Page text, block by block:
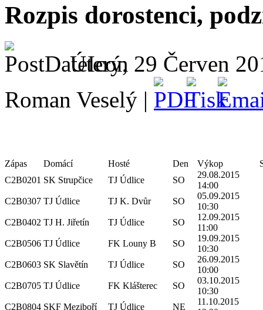
Rozpis dorostenci,
Úterý, 29 Červen
Roman Veselý |
Zápas Domácí Hosté Den Výkop
C2B0201 SK Strupčice TJ Údlice SO
29.08.2015
14:00
C2B0307 TJ Údlice TJ K. Dvůr SO
05.09.2015
10:30
C2B0402 TJ H. Jiřetín TJ Údlice SO
12.09.2015
11:00
C2B0506 TJ Údlice FK Louny B SO
19.09.2015
10:30
C2B0603 SK Slavětín TJ Údlice SO
26.09.2015
10:00
C2B0705 TJ Údlice FK Klášterec SO
03.10.2015
10:30
C2B0804 SKF Meziboří TJ Údlice NE
11.10.2015